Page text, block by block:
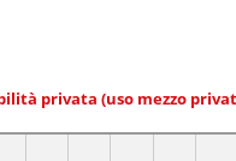
privata (uso mezzo